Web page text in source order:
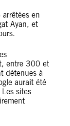
en
Ayan, et
entre 300 et
détenues à
aurait été
sites